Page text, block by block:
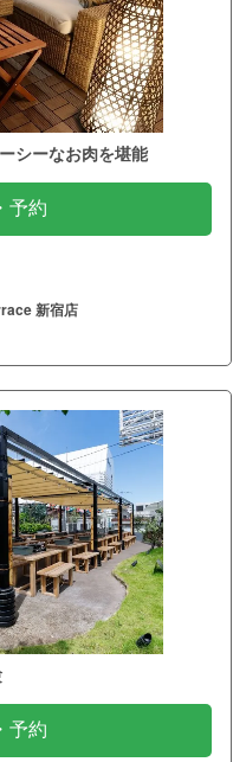
シーなお肉を堪能
予約
新宿店
予約